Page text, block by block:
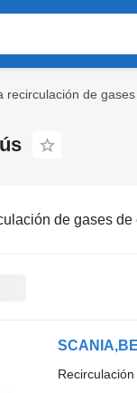
recirculación de
de gases